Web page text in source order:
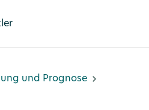
und Prognose